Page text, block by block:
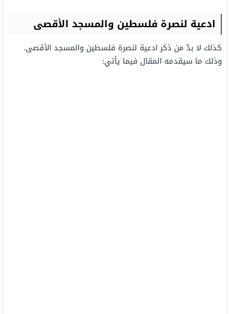
ادعية لنصرة فلسطين والمسجد الأقصى
كذلك لا بدّ من ذكر ادعية لنصرة فلسطين والمسجد الأقصى.
وذلك ما سيقدمه المقال فيما يأتي: